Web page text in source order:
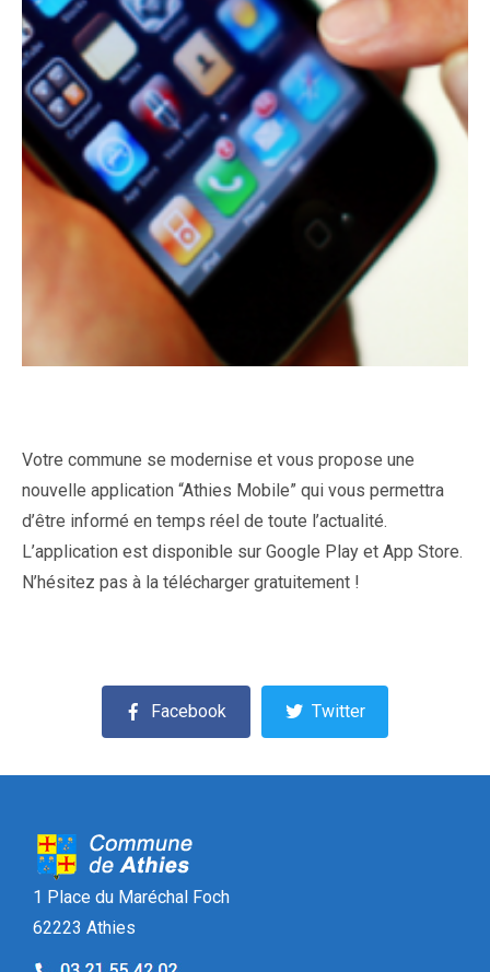
Votre commune se modernise et vous propose une
nouvelle application “Athies Mobile” qui vous permettra
d’être informé en temps réel de toute l’actualité.
L’application est disponible sur Google Play et App Store.
N’hésitez pas à la télécharger gratuitement !
Facebook Twitter
1 Place du Maréchal Foch
62223 Athies